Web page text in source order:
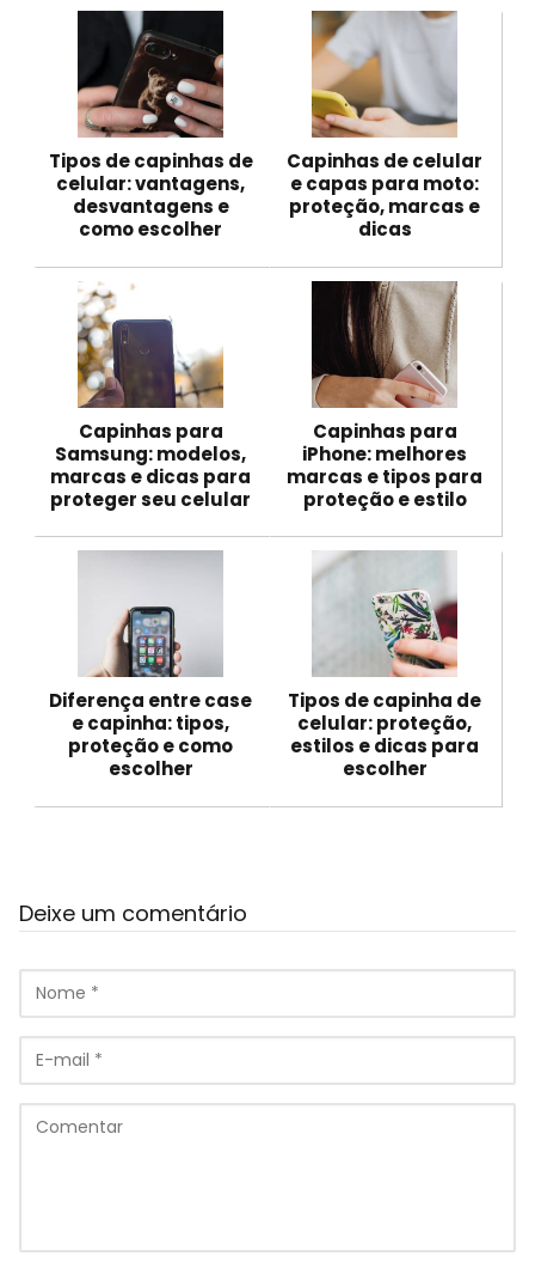
Tipos de capinhas de
celular: vantagens,
desvantagens e
como escolher
Capinhas de celular
e capas para moto:
proteção, marcas e
dicas
Capinhas para
Samsung: modelos,
marcas e dicas para
proteger seu celular
Capinhas para
iPhone: melhores
marcas e tipos para
proteção e estilo
Diferença entre case
e capinha: tipos,
proteção e como
escolher
Tipos de capinha de
celular: proteção,
estilos e dicas para
escolher
Deixe um comentário